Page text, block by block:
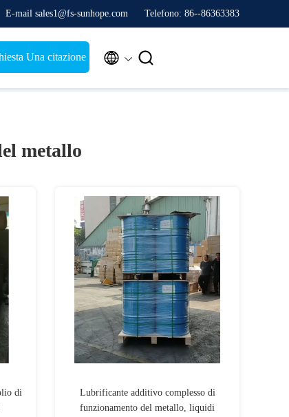
E-mail sales1@fs-sunhope.com Telefono: 86--86363383
Una citazione  
metallo
di
Lubrificante additivo complesso di
funzionamento del metallo, liquidi